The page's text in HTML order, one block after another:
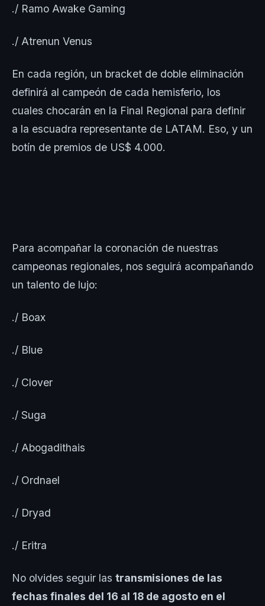
./ Ramo Awake Gaming
./ Atrenun Venus
En cada región, un bracket de doble eliminación
definirá al campeón de cada hemisferio, los
cuales chocarán en la Final Regional para definir
a la escuadra representante de LATAM. Eso, y un
botín de premios de US$ 4.000.
Para acompañar la coronación de nuestras
campeonas regionales, nos seguirá acompañando
un talento de lujo:
./ Boax
./ Blue
./ Clover
./ Suga
./ Abogadithais
./ Ordnael
./ Dryad
./ Eritra
No olvides seguir las transmisiones de las
fechas finales del 16 al 18 de agosto en el